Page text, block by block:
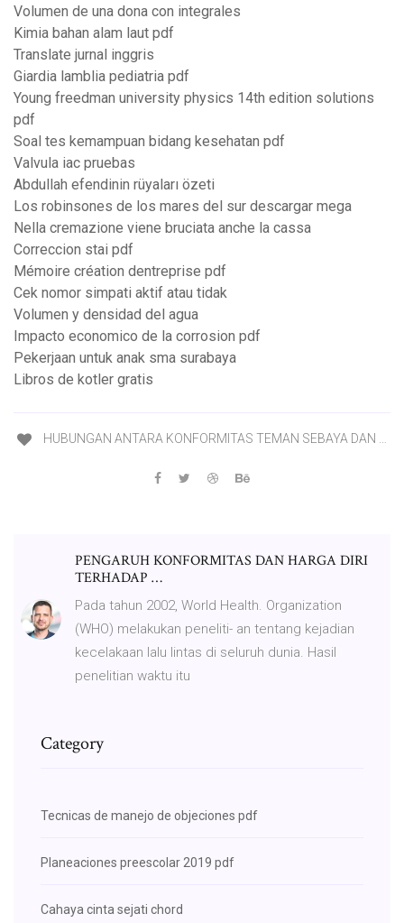
Volumen de una dona con integrales
Kimia bahan alam laut pdf
Translate jurnal inggris
Giardia lamblia pediatria pdf
Young freedman university physics 14th edition solutions
pdf
Soal tes kemampuan bidang kesehatan pdf
Valvula iac pruebas
Abdullah efendinin rüyaları özeti
Los robinsones de los mares del sur descargar mega
Nella cremazione viene bruciata anche la cassa
Correccion stai pdf
Mémoire création dentreprise pdf
Cek nomor simpati aktif atau tidak
Volumen y densidad del agua
Impacto economico de la corrosion pdf
Pekerjaan untuk anak sma surabaya
Libros de kotler gratis
HUBUNGAN ANTARA KONFORMITAS TEMAN SEBAYA DAN …
PENGARUH KONFORMITAS DAN HARGA DIRI
TERHADAP …
Pada tahun 2002, World Health. Organization
(WHO) melakukan peneliti- an tentang kejadian
kecelakaan lalu lintas di seluruh dunia. Hasil
penelitian waktu itu
Category
Tecnicas de manejo de objeciones pdf
Planeaciones preescolar 2019 pdf
Cahaya cinta sejati chord